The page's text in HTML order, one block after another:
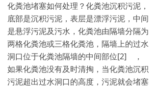
化粪池堵塞如何处理？化粪池沉积污泥，
底部是沉积污泥，表层是漂浮污泥，中间
是悬浮污泥及污水，化粪池由隔墙分隔为
两格化粪池或三格化粪池，隔墙上的过水
洞口位于化粪池隔墙的中间部位[2] ，
如果化粪池没有及时清掏，当化粪池沉积
污泥超出过水洞口的高度，污泥就会堵塞